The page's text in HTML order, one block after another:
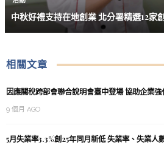
中秋好禮支持在地創業 北分署精選12家
相關文章
因應關稅跨部會聯合說明會臺中登場 協助企業強
9 個月 AGO
5月失業率3.3%創25年同月新低 失業率、失業人